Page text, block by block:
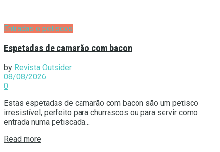
Entradas e petiscos
Espetadas de camarão com bacon
by Revista Outsider
08/08/2026
0
Estas espetadas de camarão com bacon são um petisco
irresistível, perfeito para churrascos ou para servir como
entrada numa petiscada...
Read more